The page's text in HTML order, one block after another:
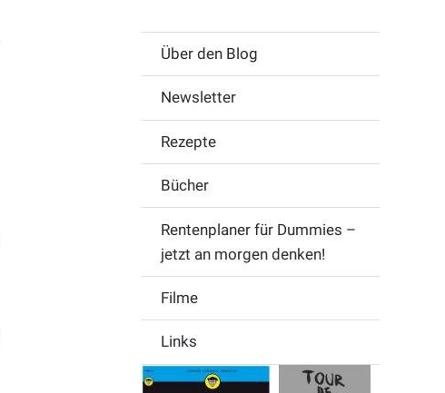
Über den Blog
Newsletter
Rezepte
Bücher
Rentenplaner für Dummies –
jetzt an morgen denken!
Filme
Links